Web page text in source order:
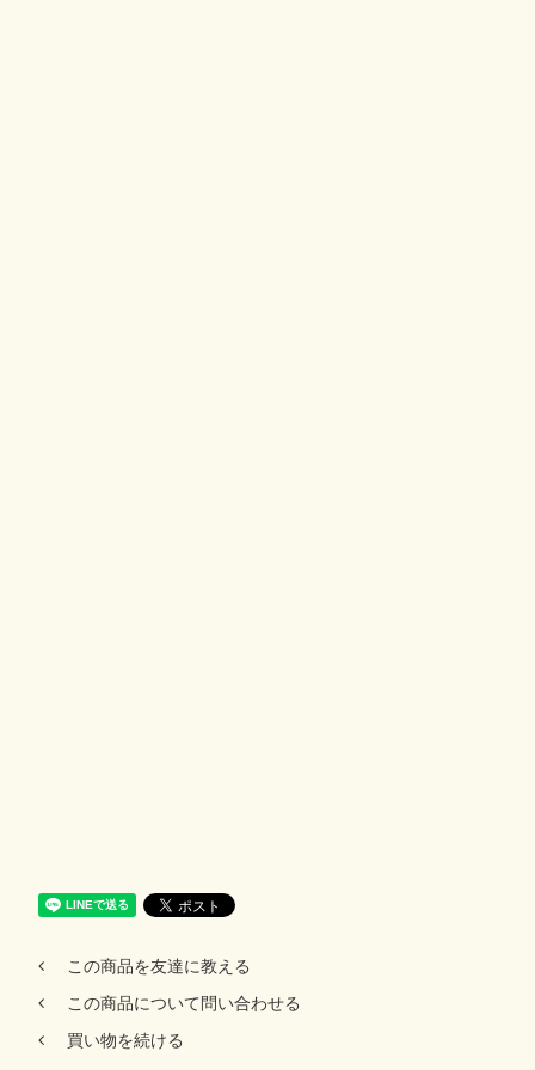
この商品を友達に教える
この商品について問い合わせる
買い物を続ける